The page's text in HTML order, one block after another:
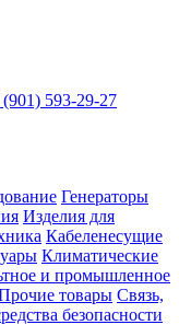
593-29-27
Генераторы
Изделия для
Кабеленесущие
Климатические
и промышленное
товары Связь,
безопасности